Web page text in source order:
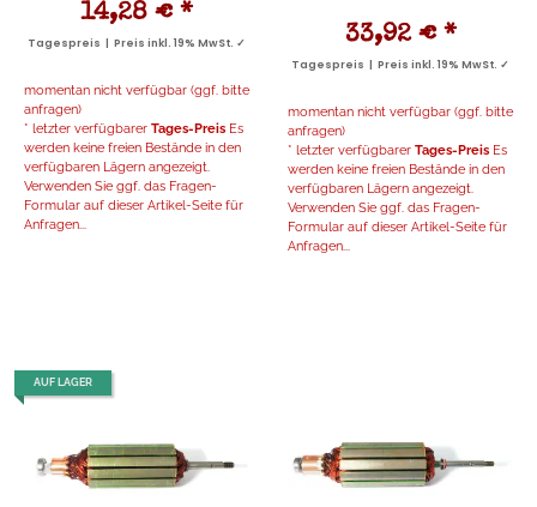
14,28 € *
Tagespreis | Preis inkl. 19% MwSt. ✓
momentan nicht verfügbar (ggf. bitte
anfragen)
* letzter verfügbarer Tages-Preis Es
werden keine freien Bestände in den
verfügbaren Lägern angezeigt.
Verwenden Sie ggf. das Fragen-
Formular auf dieser Artikel-Seite für
Anfragen...
33,92 € *
Tagespreis | Preis inkl. 19% MwSt. ✓
momentan nicht verfügbar (ggf. bitte
anfragen)
* letzter verfügbarer Tages-Preis Es
werden keine freien Bestände in den
verfügbaren Lägern angezeigt.
Verwenden Sie ggf. das Fragen-
Formular auf dieser Artikel-Seite für
Anfragen...
AUF LAGER